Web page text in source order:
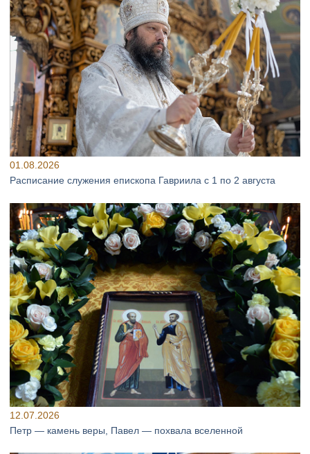
01.08.2026
Расписание служения епископа Гавриила с 1 по 2 августа
12.07.2026
Петр — камень веры, Павел — похвала вселенной